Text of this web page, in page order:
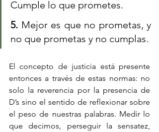
Cumple lo que prometes.
5. Mejor es que no prometas, y
no que prometas y no cumplas.
El concepto de justicia está presente
entonces a través de estas normas: no
solo la reverencia por la presencia de
D’s sino el sentido de reflexionar sobre
el peso de nuestras palabras. Medir lo
que decimos, perseguir la sensatez,